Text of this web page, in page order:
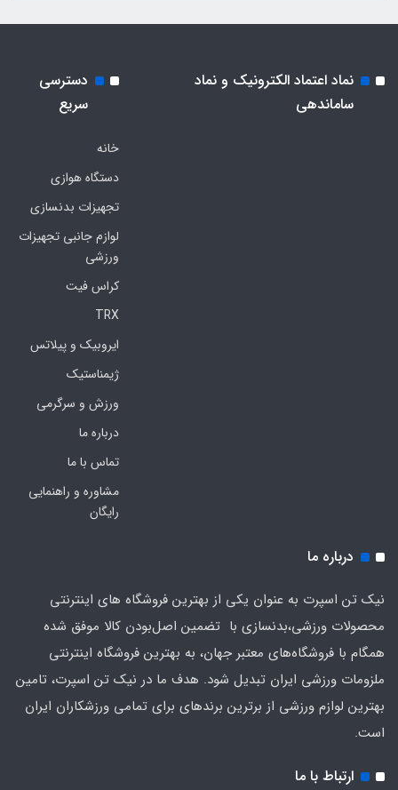
نماد اعتماد الکترونیک و نماد
ساماندهی
دسترسی
سریع
خانه
دستگاه هوازی
تجهیزات بدنسازی
لوازم جانبی تجهیزات
ورزشی
کراس فیت
TRX
ایروبیک و پیلاتس
ژیمناستیک
ورزش و سرگرمی
درباره ما
تماس با ما
مشاوره و راهنمایی
رایگان
درباره ما
نیک تن اسپرت به عنوان یکی از بهترین فروشگاه های اینترنتی
محصولات ورزشی،بدنسازی با تضمین اصل‌بودن کالا موفق شده
همگام با فروشگاه‌های معتبر جهان، به بهترین فروشگاه اینترنتی
ملزومات ورزشی ایران تبدیل شود. هدف ما در نیک تن اسپرت، تامین
بهترین لوازم ورزشی از برترین برندهای برای تمامی ورزشکاران ایران
است.
ارتباط با ما